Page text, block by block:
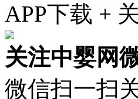
APP下载 +
关注中婴网
微信扫一扫